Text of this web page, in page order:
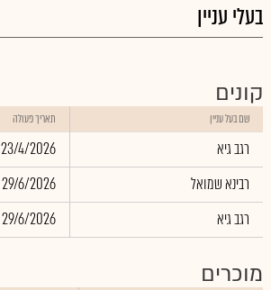
בעלי עניין
קונים
שם בעל עניין תאריך פעולה
רגב גיא 23/4/2026
רבינא שמואל
29/6/2026
רגב גיא
29/6/2026
מוכרים